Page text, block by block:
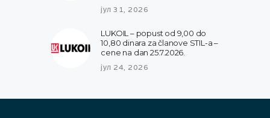
јул 31, 2026
LUKOIL – popust od 9,00 do
10,80 dinara za članove STIL-a –
cene na dan 25.7.2026.
јул 24, 2026